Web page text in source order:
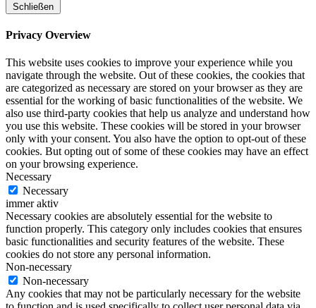
Schließen
Privacy Overview
This website uses cookies to improve your experience while you
navigate through the website. Out of these cookies, the cookies that
are categorized as necessary are stored on your browser as they are
essential for the working of basic functionalities of the website. We
also use third-party cookies that help us analyze and understand how
you use this website. These cookies will be stored in your browser
only with your consent. You also have the option to opt-out of these
cookies. But opting out of some of these cookies may have an effect
on your browsing experience.
Necessary
Necessary
immer aktiv
Necessary cookies are absolutely essential for the website to
function properly. This category only includes cookies that ensures
basic functionalities and security features of the website. These
cookies do not store any personal information.
Non-necessary
Non-necessary
Any cookies that may not be particularly necessary for the website